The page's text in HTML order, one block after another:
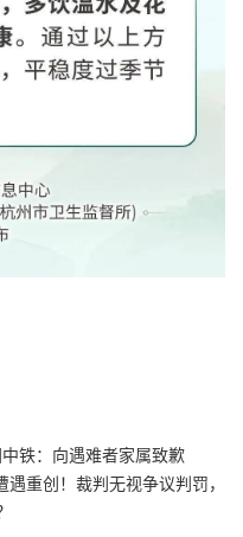
铁：向遇难者家属致歉
重创！裁判无视争议判罚，